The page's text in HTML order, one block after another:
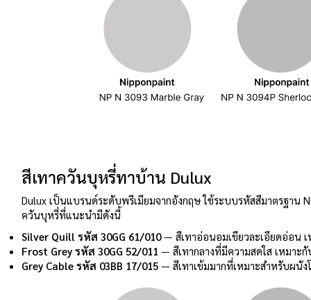
สีเทาควันบุหรี่ทาบ้าน Dulux
Dulux เป็นแบรนด์ระดับพรีเมียมจากอังกฤษ ใช้ระบบรหัสสีมาตรฐาน
ควันบุหรี่ที่แนะนำมีดังนี้
Silver Quill รหัส 30GG 61/010— สีเทาอ่อนอมเขียวละเอียดอ่อน
Frost Grey รหัส 30GG 52/011 — สีเทากลางที่มีความสดใส เหมาะ
Grey Cable รหัส 03BB 17/015 — สีเทาเข้มมากที่เหมาะสำหรับผนั